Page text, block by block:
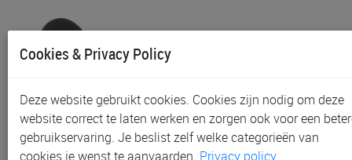
Karaoke Kidywolf Kidymic Karaoke Kidywolf Kidymic
Cookies & Privacy Policy
Deze website gebruikt cookies. Cookies zijn nodig om deze
website correct te laten werken en zorgen ook voor een
gebruikservaring. Je beslist zelf welke categorieën van
cookies je wenst te aanvaarden. Privacy policy